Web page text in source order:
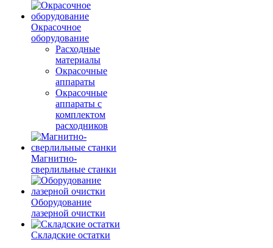
Окрасочное
оборудование
Расходные
материалы
Окрасочные
аппараты
Окрасочные
аппараты с
комплектом
расходников
Магнитно-
сверлильные станки
Оборудование
лазерной очистки
Складские остатки